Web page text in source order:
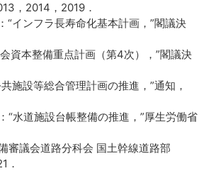
，2014，2019．
“インフラ長寿命化基本計画，”閣議決
資本整備重点計画（第4次），”閣議決
施設等総合管理計画の推進，”通知，
“水道施設台帳整備の推進，”厚生労働省
審議会道路分科会 国土幹線道路部
．